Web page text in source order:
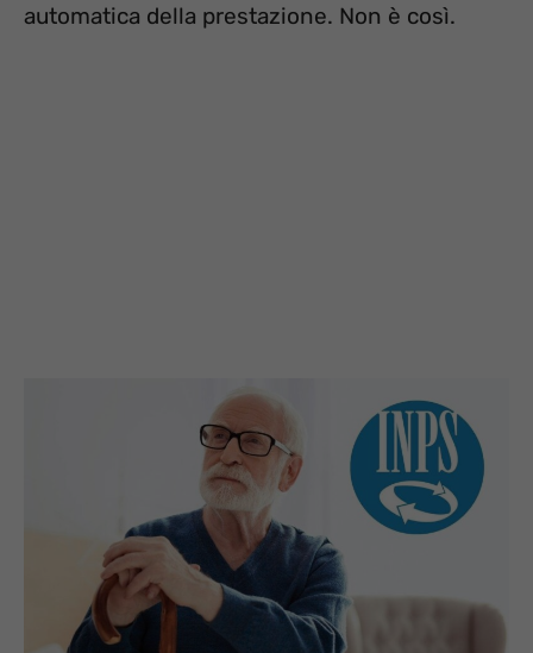
automatica della prestazione. Non è così.